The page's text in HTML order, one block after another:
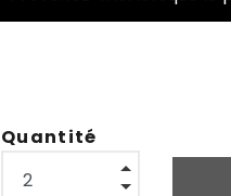
Quantité